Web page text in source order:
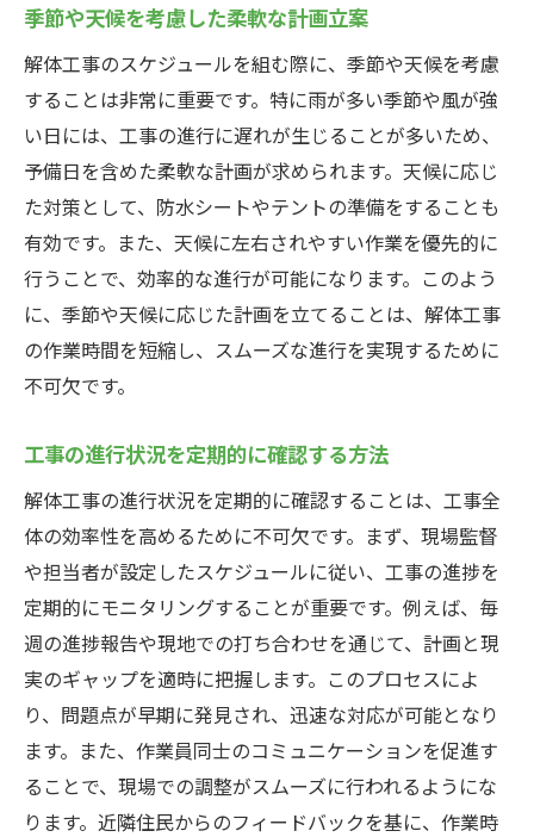
チーム内での明確な役割分担の重要性
定期的なミーティングでの情報共有の実践
コミュニケーションツールの導入による迅
速な報告
現場作業員の意識向上のための教育プログ
ラム
人材育成のための継続的なトレーニング
モチベーション維持のための報酬制度の導
入
解体工事のコスト削減に繋がる具体的な手法
リサイクルとリユースによる廃材処理コス
トの削減
省エネルギー機器の利用による経費削減
効率的な資材管理で無駄をなくす方法
適切な業者選定でのコスト効果分析
プロジェクト全体のコスト見直しと再評価
解体工事のスケジュール短縮に役立つテクニッ
ク
事前準備の徹底で工期を短縮するアプロー
チ
季節や天候を考慮した柔軟な計画立案
解体工事のスケジュールを組む際に、季節や天候を考慮
することは非常に重要です。特に雨が多い季節や風が強
い日には、工事の進行に遅れが生じることが多いため、
予備日を含めた柔軟な計画が求められます。天候に応じ
た対策として、防水シートやテントの準備をすることも
有効です。また、天候に左右されやすい作業を優先的に
行うことで、効率的な進行が可能になります。このよう
に、季節や天候に応じた計画を立てることは、解体工事
の作業時間を短縮し、スムーズな進行を実現するために
不可欠です。
工事の進行状況を定期的に確認する方法
解体工事の進行状況を定期的に確認することは、工事全
体の効率性を高めるために不可欠です。まず、現場監督
や担当者が設定したスケジュールに従い、工事の進捗を
定期的にモニタリングすることが重要です。例えば、毎
週の進捗報告や現地での打ち合わせを通じて、計画と現
実のギャップを適時に把握します。このプロセスによ
り、問題点が早期に発見され、迅速な対応が可能となり
ます。また、作業員同士のコミュニケーションを促進す
ることで、現場での調整がスムーズに行われるようにな
ります。近隣住民からのフィードバックを基に、作業時